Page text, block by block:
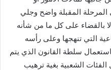
المرحلة المقبلة واضح وجلي
بالقضاء على كل ما من شأنه
التي تنهجها وعلى رأسه
سلطة القانون الذي يتم
الشعبية بغية ترهيب